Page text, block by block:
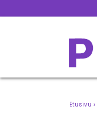
Etusivu ›